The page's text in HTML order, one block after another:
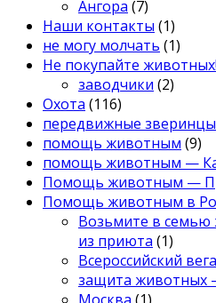
Ангора (7)
Наши контакты (1)
не могу молчать (1)
Не покупайте животных!
заводчики (2)
Охота (116)
передвижные зверинцы
помощь животным (9)
помощь животным —
Помощь животным —
Помощь животным в
Возьмите в семью
из приюта (1)
Всероссийский
защита животных
Москва (1)